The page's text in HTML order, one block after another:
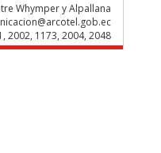
Whymper y Alpallana
2002, 1173, 2004, 2048